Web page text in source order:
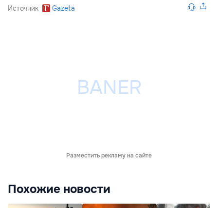
Источник Gazeta
Разместить рекламу на сайте
Похожие новости